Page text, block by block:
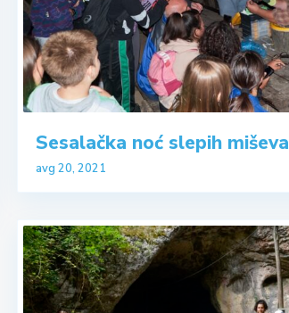
Sesalačka noć slepih miševa
avg 20, 2021